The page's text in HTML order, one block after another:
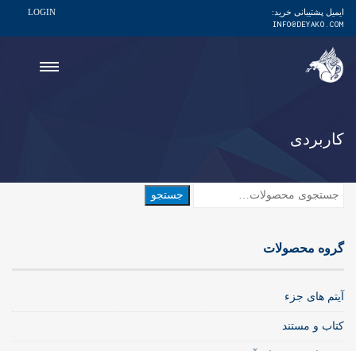
ایمیل پشتیبانی خرید:
INFO@DEYAKO.COM
LOGIN
کاربردی
جستجو
گروه محصولات
آیتم های جزء
کتاب و مستند